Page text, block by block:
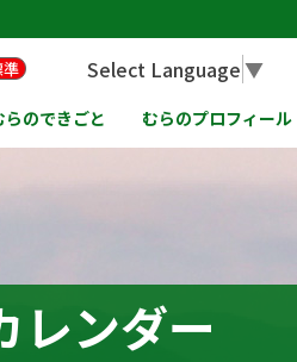
らのできごと むらのプロフィール
Select Language▼
レンダー